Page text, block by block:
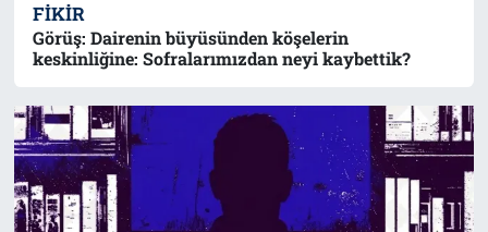
FIKIR
Görüş: Dairenin büyüsünden köşelerin
keskinliğine: Sofralarımızdan neyi kaybettik?